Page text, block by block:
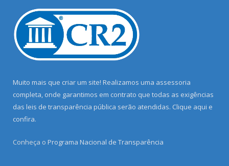
Muito mais que criar um site! Realizamos uma assessoria
completa, onde garantimos em contrato que todas as exigências
das leis de transparência pública serão atendidas. Clique aqui e
confira.
Conheça o Programa Nacional de Transparência